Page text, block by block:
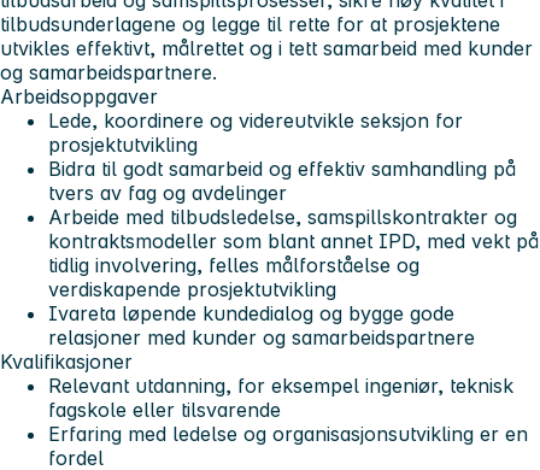
tilbudsunderlagene og legge til rette for at prosjektene
utvikles effektivt, målrettet og i tett samarbeid med kunder
og samarbeidspartnere.
Arbeidsoppgaver
Lede, koordinere og videreutvikle seksjon for
prosjektutvikling
Bidra til godt samarbeid og effektiv samhandling på
tvers av fag og avdelinger
Arbeide med tilbudsledelse, samspillskontrakter og
kontraktsmodeller som blant annet IPD, med vekt på
tidlig involvering, felles målforståelse og
verdiskapende prosjektutvikling
Ivareta løpende kundedialog og bygge gode
relasjoner med kunder og samarbeidspartnere
Kvalifikasjoner
Relevant utdanning, for eksempel ingeniør, teknisk
fagskole eller tilsvarende
Erfaring med ledelse og organisasjonsutvikling er en
fordel